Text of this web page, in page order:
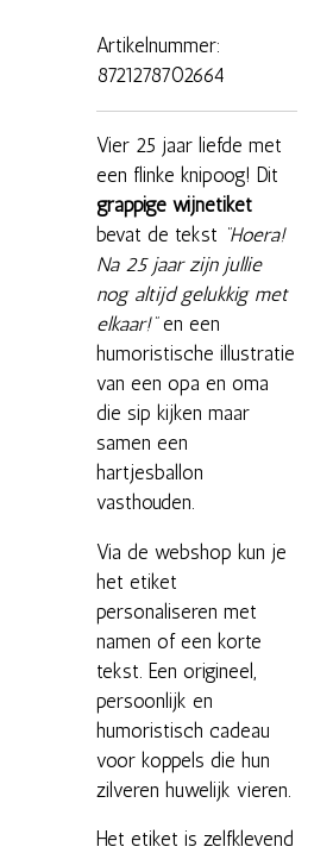
Artikelnummer:
8721278702664
Vier 25 jaar liefde met
een flinke knipoog! Dit
grappige wijnetiket
bevat de tekst “Hoera!
Na 25 jaar zijn jullie
nog altijd gelukkig met
elkaar!”en een
humoristische illustratie
van een opa en oma
die sip kijken maar
samen een
hartjesballon
vasthouden.
Via de webshop kun je
het etiket
personaliseren met
namen of een korte
tekst. Een origineel,
persoonlijk en
humoristisch cadeau
voor koppels die hun
zilveren huwelijk vieren.
Het etiket is zelfklevend